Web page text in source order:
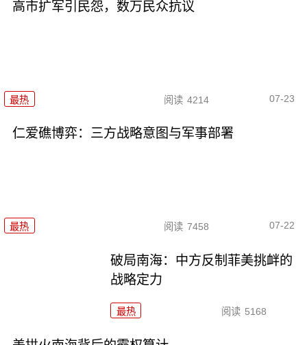
高市扩军引民怨，数万民众抗议
最热 阅读 4214 07-23
仁爱礁博弈：三方战略意图与军事部署
最热 阅读 7458 07-22
破局南海：中方反制菲美挑衅的
战略定力
最热 阅读 5168